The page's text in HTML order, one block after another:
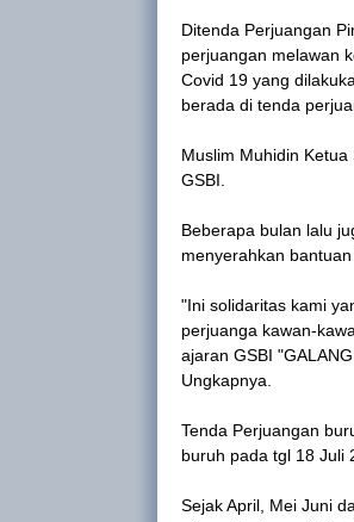
Ditenda Perjuangan
perjuangan melawan
Covid 19 yang
berada di tenda
Muslim Muhidin
GSBI.
Beberapa bulan lalu
menyerahkan
"Ini solidaritas kami
perjuanga kawan-
ajaran GSBI
Ungkapnya.
Tenda Perjuangan
buruh pada tgl 18 Juli
Sejak April, Mei Juni